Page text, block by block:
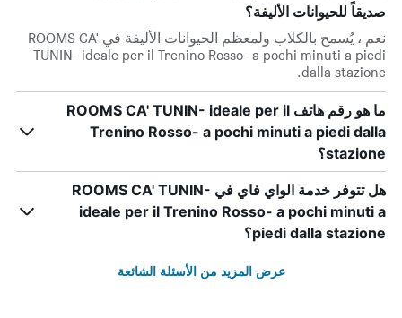
صديقاً للحيوانات الأليفة؟
نعم ، يُسمح بالكلاب ولمعظم الحيوانات الأليفة في ROOMS CA'
TUNIN- ideale per il Trenino Rosso- a pochi minuti a piedi
dalla stazione.
ما هو رقم هاتف ROOMS CA' TUNIN- ideale per il
Trenino Rosso- a pochi minuti a piedi dalla
stazione؟
هل تتوفر خدمة الواي فاي في ROOMS CA' TUNIN-
ideale per il Trenino Rosso- a pochi minuti a
piedi dalla stazione؟
عرض المزيد من الأسئلة الشائعة